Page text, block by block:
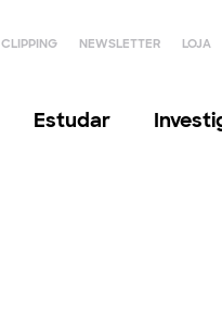
CLIPPING NEWSLETTER LOJA
Estudar